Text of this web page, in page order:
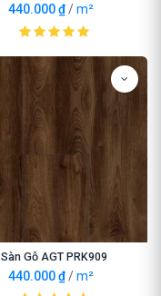
440.000₫ /m²
Sàn Gỗ AGT PRK909
440.000₫ /m²